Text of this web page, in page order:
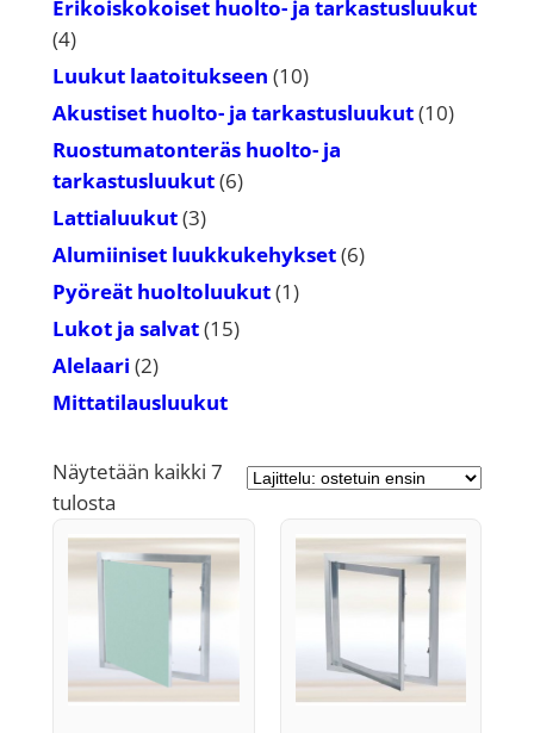
Erikoiskokoiset huolto- ja tarkastusluukut
44
tuotetta
Luukut laatoitukseen 1010
tuotetta
Akustiset huolto- ja tarkastusluukut 1010
Ruostumatonteräs huolto- ja
tarkastusluukut 66
Lattialuukut 33
tuotetta
Alumiiniset luukkukehykset 66
Pyöreät huoltoluukut 11
Lukot ja salvat 1515
Alelaari 22
tuotetta
Mittatilausluukut
Näytetään kaikki 7
tulostaSuosituimmat
ensin